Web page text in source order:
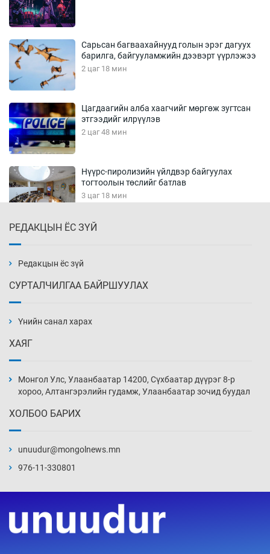
Сарьсан багваахайнууд голын эрэг дагуух
барилга, байгууламжийн дээвэрт үүрлэжээ
2 цаг 18 мин
Цагдаагийн алба хаагчийг мөргөж зугтсан
этгээдийг илрүүлэв
2 цаг 48 мин
Нүүрс-пиролизийн үйлдвэр байгуулах
тогтоолын төслийг батлав
3 цаг 18 мин
3 цаг 33 мин
3 цаг 48 мин
4 цаг 18 мин
4 цаг 48 мин
вий
5 цаг 18 мин
РЕДАКЦЫН ЁС ЗҮЙ
Редакцын ёс зүй
СУРТАЛЧИЛГАА БАЙРШУУЛАХ
Үнийн санал харах
ХАЯГ
Монгол Улс, Улаанбаатар 14200, Сүхбаатар дүүрэг 8-р
хороо, Алтангэрэлийн гудамж, Улаанбаатар зочид буудал
ХОЛБОО БАРИХ
unuudur@mongolnews.mn
976-11-330801